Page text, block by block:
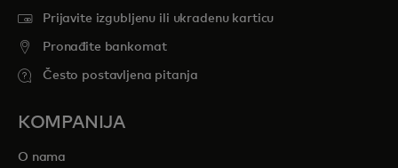
Prijavite izgubljenu ili ukradenu karticu
Pronađite bankomat
Često postavljena pitanja
KOMPANIJA
O nama